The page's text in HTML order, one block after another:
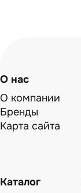
О нас
О компании
Бренды
Карта сайта
Каталог